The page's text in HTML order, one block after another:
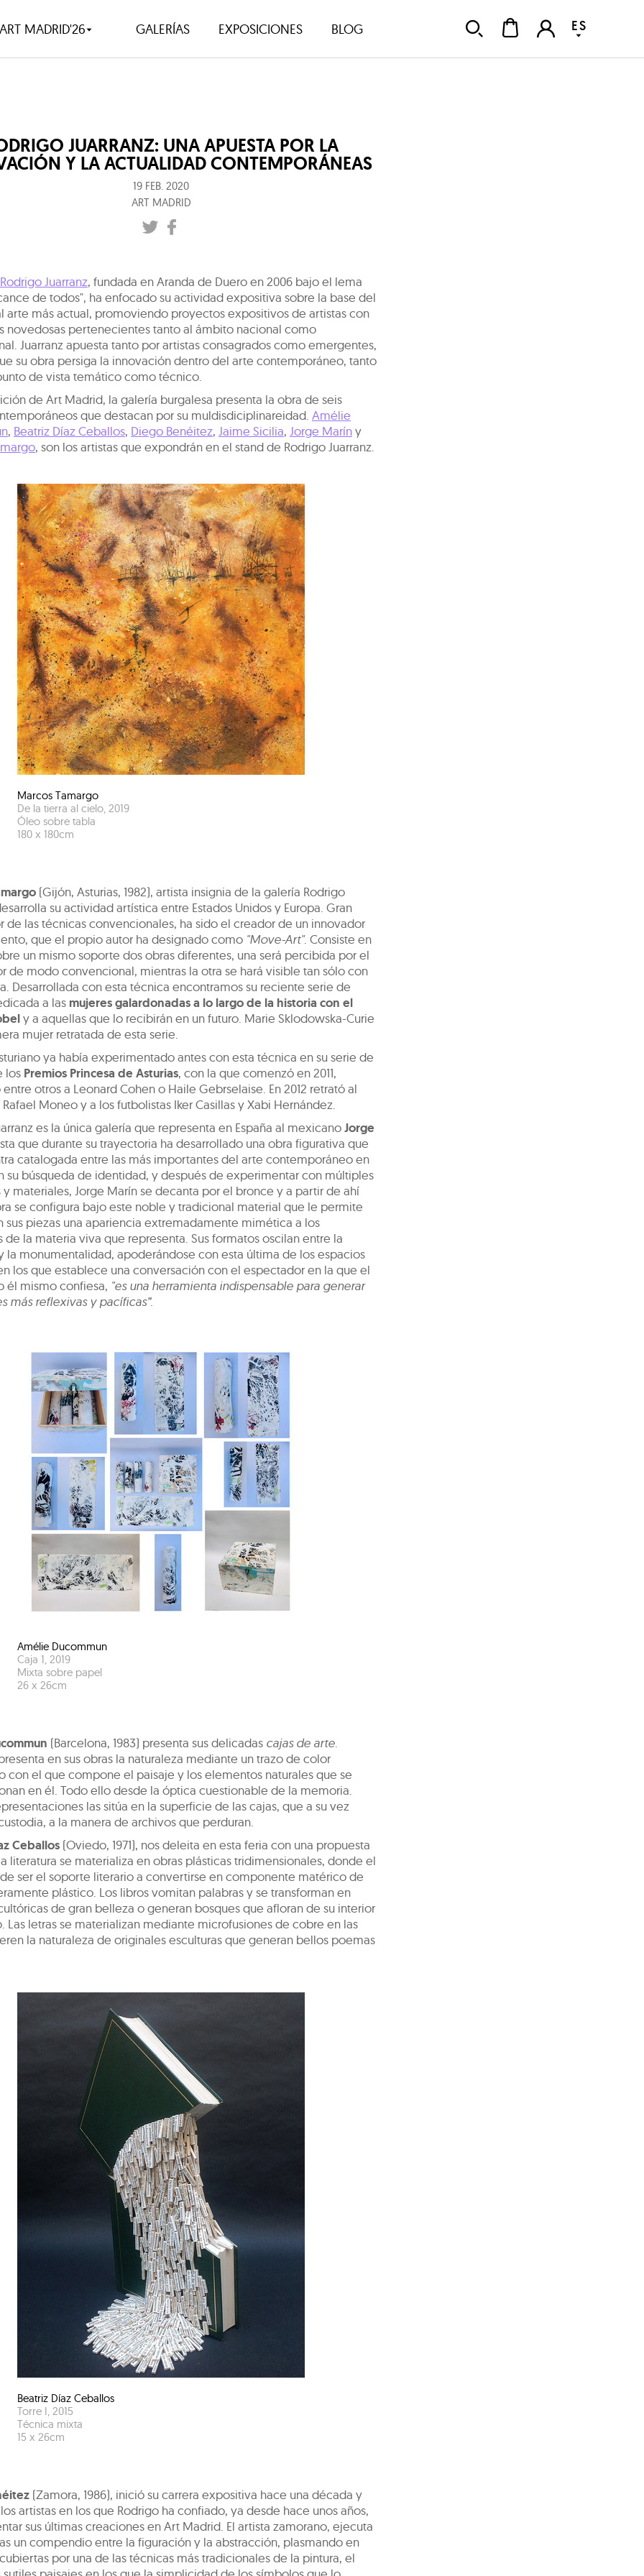
ART MADRID'26 GALERÍAS EXPOSICIONES BLOG ES
JUARRANZ: UNA APUESTA POR LA
Y LA ACTUALIDAD CONTEMPORÁNEAS
19 FEB. 2020
ART MADRID
Rodrigo Juarranz, fundada en Aranda de Duero en 2006 bajo el lema
de todos", ha enfocado su actividad expositiva sobre la base del
arte más actual, promoviendo proyectos expositivos de artistas con
novedosas pertenecientes tanto al ámbito nacional como
Juarranz apuesta tanto por artistas consagrados como emergentes,
su obra persiga la innovación dentro del arte contemporáneo, tanto
de vista temático como técnico.
de Art Madrid, la galería burgalesa presenta la obra de seis
que destacan por su muldisdiciplinareidad. Amélie
, Beatriz Díaz Ceballos, Diego Benéitez, Jaime Sicilia, Jorge Maríny
, son los artistas que expondrán en el stand de Rodrigo Juarranz.
Marcos Tamargo
De la tierra al cielo, 2019
Óleo sobre tabla
180 x 180cm
(Gijón, Asturias, 1982), artista insignia de la galería Rodrigo
su actividad artística entre Estados Unidos y Europa. Gran
de las técnicas convencionales, ha sido el creador de un innovador
que el propio autor ha designado como "Move-Art". Consiste en
un mismo soporte dos obras diferentes, una será percibida por el
de modo convencional, mientras la otra se hará visible tan sólo con
Desarrollada con esta técnica encontramos su reciente serie de
a las mujeres galardonadas a lo largo de la historia con el
y a aquellas que lo recibirán en un futuro. Marie Sklodowska-Curie
mujer retratada de esta serie.
ya había experimentado antes con esta técnica en su serie de
los Premios Princesa de Asturias, con la que comenzó en 2011,
otros a Leonard Cohen o Haile Gebrselaise. En 2012 retrató al
Moneo y a los futbolistas Iker Casillas y Xabi Hernández.
es la única galería que representa en España al mexicanoJorge
que durante su trayectoria ha desarrollado una obra figurativa que
catalogada entre las más importantes del arte contemporáneo en
su búsqueda de identidad, y después de experimentar con múltiples
y materiales, Jorge Marín se decanta por el bronce y a partir de ahí
se configura bajo este noble y tradicional material que le permite
sus piezas una apariencia extremadamente mimética a los
de la materia viva que representa. Sus formatos oscilan entre la
la monumentalidad, apoderándose con esta última de los espacios
los que establece una conversación con el espectador en la que el
él mismo confiesa, "es una herramienta indispensable para generar
más reflexivas y pacíficas”.
Amélie Ducommun
Caja 1, 2019
Mixta sobre papel
26 x 26cm
(Barcelona, 1983) presenta sus delicadas cajas de arte
en sus obras la naturaleza mediante un trazo de color
con el que compone el paisaje y los elementos naturales que se
en él. Todo ello desde la óptica cuestionable de la memoria.
las sitúa en la superficie de las cajas, que a su vez
a la manera de archivos que perduran.
Ceballos (Oviedo, 1971), nos deleita en esta feria con una propuesta
literatura se materializa en obras plásticas tridimensionales, donde el
ser el soporte literario a convertirse en componente matérico de
plástico. Los libros vomitan palabras y se transforman en
de gran belleza o generan bosques que afloran de su interior
Las letras se materializan mediante microfusiones de cobre en las
la naturaleza de originales esculturas que generan bellos poemas
Beatriz Díaz Ceballos
Torre I 2015
Técnica mixta
15 x 26cm
(Zamora, 1986), inició su carrera expositiva hace una década y
artistas en los que Rodrigo ha confiado, ya desde hace unos años,
sus últimas creaciones en Art Madrid. El artista zamorano, ejecuta
un compendio entre la figuración y la abstracción, plasmando en
por una de las técnicas más tradicionales de la pintura, el